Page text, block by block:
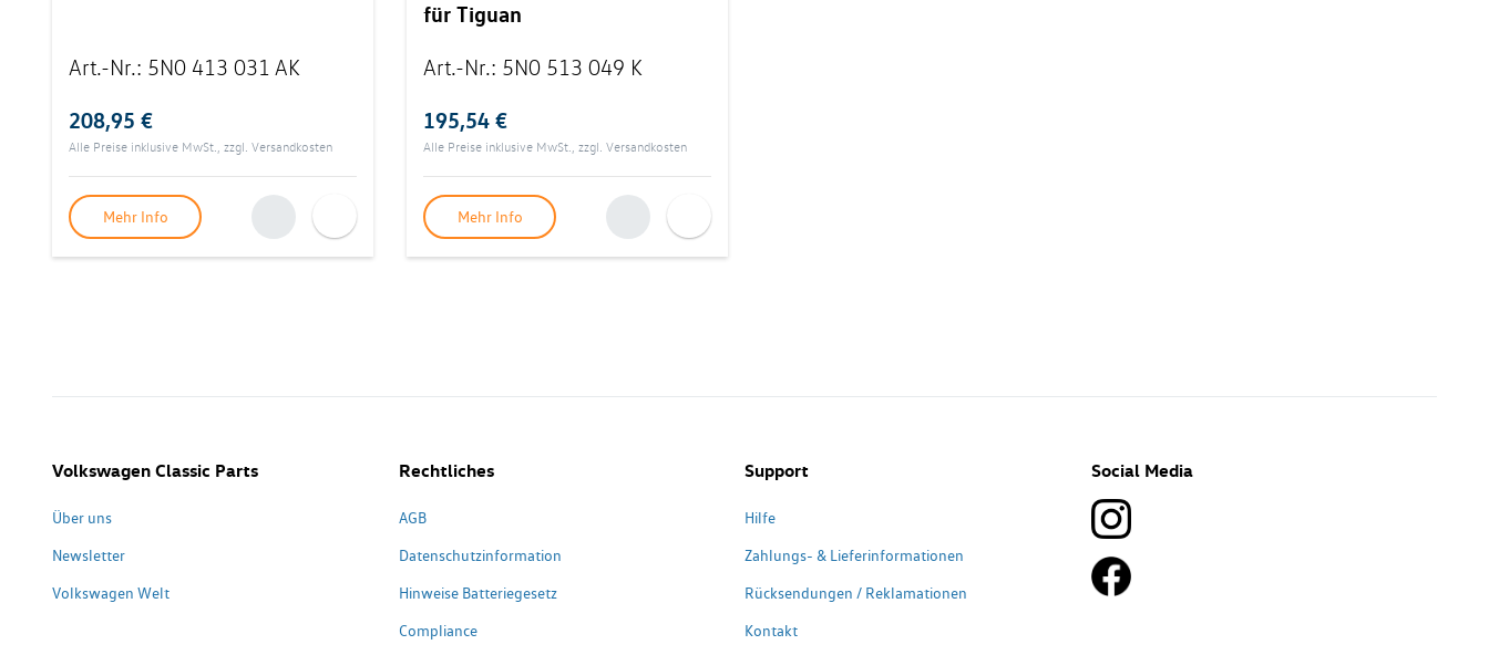
Art.-Nr.: 5N0 413 031 AK
208,95 €
Alle Preise inklusive MwSt., zzgl. Versandkosten
Mehr Info
für Tiguan
Art.-Nr.: 5N0 513 049 K
195,54 €
Alle Preise inklusive MwSt., zzgl. Versandkosten
Mehr Info
Volkswagen Classic Parts
Über uns
Newsletter
Volkswagen Welt
Rechtliches
AGB
Datenschutzinformation
Hinweise Batteriegesetz
Compliance
Support
Hilfe
Zahlungs- & Lieferinformationen
Rücksendungen / Reklamationen
Kontakt
Social Media